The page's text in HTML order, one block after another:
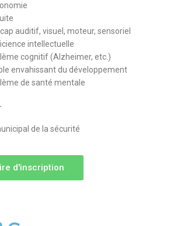
auditif, visuel, moteur, sensoriel
intellectuelle
cognitif (Alzheimer, etc.)
envahissant du développement
de santé mentale
de la sécurité
d'inscription